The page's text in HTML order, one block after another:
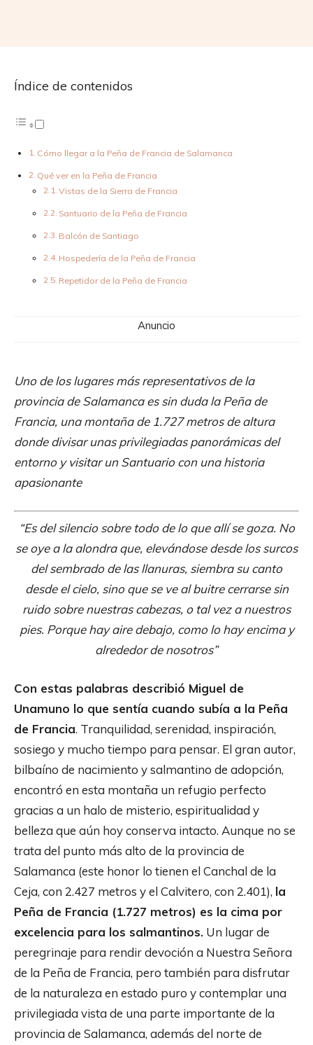
Índice de contenidos
Cómo llegar a la Peña de Francia de Salamanca
Qué ver en la Peña de Francia
Vistas de la Sierra de Francia
Santuario de la Peña de Francia
Balcón de Santiago
Hospedería de la Peña de Francia
Repetidor de la Peña de Francia
Anuncio
Uno de los lugares más representativos de la
provincia de Salamanca es sin duda la Peña de
Francia, una montaña de 1.727 metros de altura
donde divisar unas privilegiadas panorámicas del
entorno y visitar un Santuario con una historia
apasionante
“Es del silencio sobre todo de lo que allí se goza. No
se oye a la alondra que, elevándose desde los surcos
del sembrado de las llanuras, siembra su canto
desde el cielo, sino que se ve al buitre cerrarse sin
ruido sobre nuestras cabezas, o tal vez a nuestros
pies. Porque hay aire debajo, como lo hay encima y
alrededor de nosotros”
Con estas palabras describió Miguel de
Unamuno lo que sentía cuando subía a la Peña
de Francia. Tranquilidad, serenidad, inspiración,
sosiego y mucho tiempo para pensar. El gran autor,
bilbaíno de nacimiento y salmantino de adopción,
encontró en esta montaña un refugio perfecto
gracias a un halo de misterio, espiritualidad y
belleza que aún hoy conserva intacto. Aunque no se
trata del punto más alto de la provincia de
Salamanca (este honor lo tienen el Canchal de la
Ceja, con 2.427 metros y el Calvitero, con 2.401), la
Peña de Francia (1.727 metros) es la cima por
excelencia para los salmantinos. Un lugar de
peregrinaje para rendir devoción a Nuestra Señora
de la Peña de Francia, pero también para disfrutar
de la naturaleza en estado puro y contemplar una
privilegiada vista de una parte importante de la
provincia de Salamanca, además del norte de